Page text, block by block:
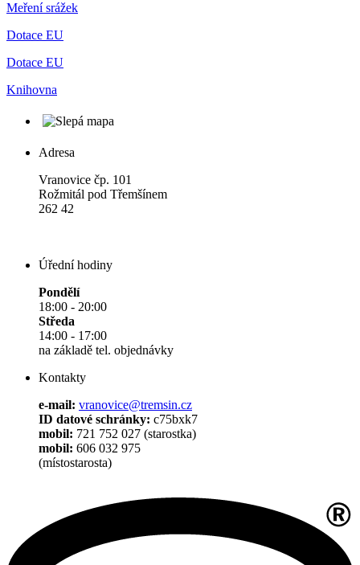
Meření srážek
Dotace EU
Dotace EU
Knihovna
Adresa
Vranovice čp. 101
Rožmitál pod Třemšínem
262 42
Úřední hodiny
Pondělí
18:00 - 20:00
Středa
14:00 - 17:00
na základě tel. objednávky
Kontakty
e-mail: vranovice@tremsin.cz
ID datové schránky: c75bxk7
mobil: 721 752 027 (starostka)
mobil: 606 032 975
(místostarosta)